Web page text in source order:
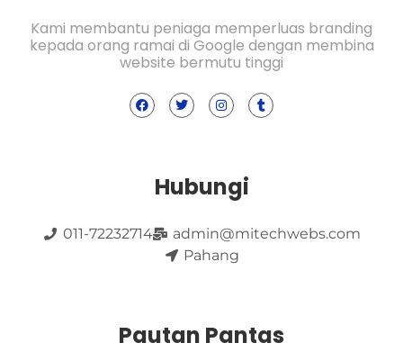
Kami membantu peniaga memperluas branding
kepada orang ramai di Google dengan membina
website bermutu tinggi
Hubungi
011-72232714
admin@mitechwebs.com
Pahang
Pautan Pantas